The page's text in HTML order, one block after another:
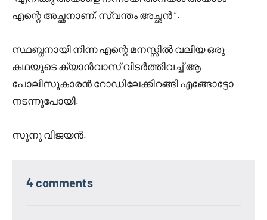
എന്റെ അച്ഛനാണ്, സ്വന്തം അച്ഛൻ “.
സ്ഥബ്ധനായി നിന്ന എന്റെ മനസ്സിൽ വലിയ ഒരു
കഥയുടെ ക്യാൻവാസ് വിടർത്തിവച്ച് ആ
പോലീസുകാരൻ റോഡിലേക്കിറങ്ങി എങ്ങോട്ടോ
നടന്നുപോയി.
സുനു വിജയൻ.
4 comments